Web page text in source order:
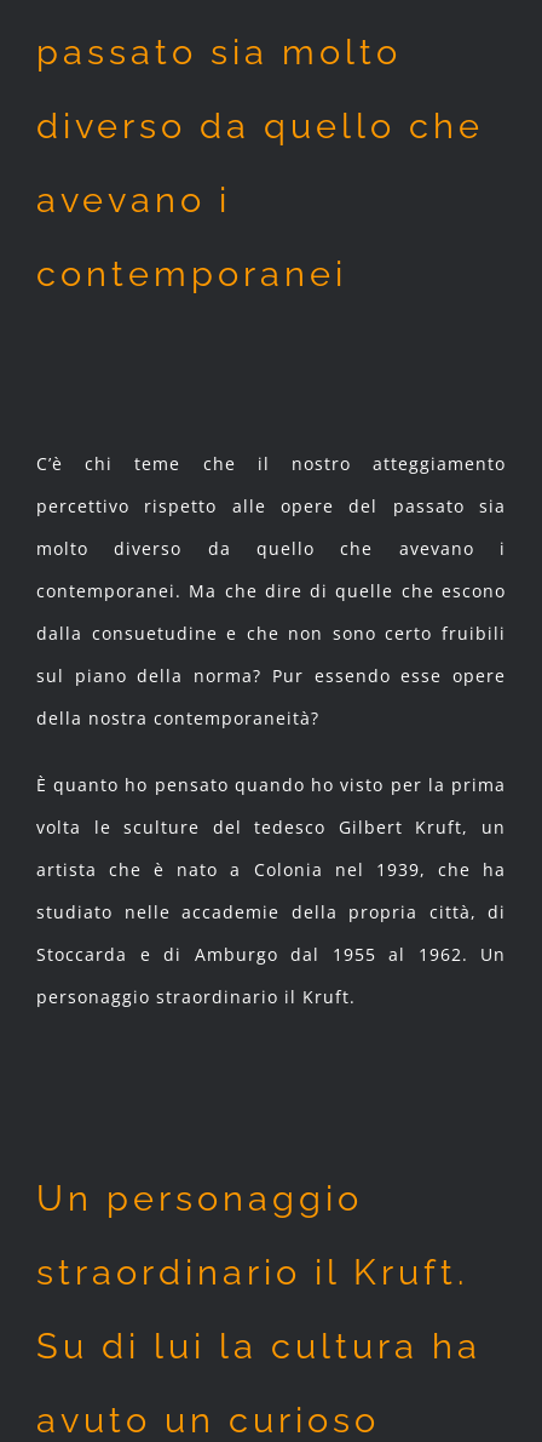
passato sia molto
diverso da quello che
avevano i
contemporanei
C’è chi teme che il nostro atteggiamento
percettivo rispetto alle opere del passato sia
molto diverso da quello che avevano i
contemporanei. Ma che dire di quelle che escono
dalla consuetudine e che non sono certo fruibili
sul piano della norma? Pur essendo esse opere
della nostra contemporaneità?
È quanto ho pensato quando ho visto per la prima
volta le sculture del tedesco Gilbert Kruft, un
artista che è nato a Colonia nel 1939, che ha
studiato nelle accademie della propria città, di
Stoccarda e di Amburgo dal 1955 al 1962. Un
personaggio straordinario il Kruft.
Un personaggio
straordinario il Kruft.
Su di lui la cultura ha
avuto un curioso